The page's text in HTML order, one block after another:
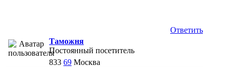
Ответить
Таможня
Постоянный посетитель
833 69 Москва